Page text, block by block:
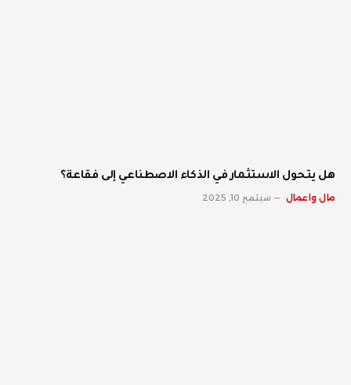
هل يتحول الاستثمار في الذكاء الاصطناعي إلى فقاعة؟
مال واعمال سبتمبر 10, 2025